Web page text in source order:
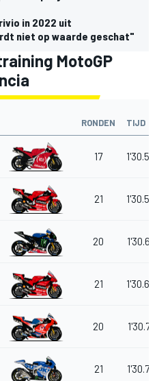
in 2022 uit
niet op waarde geschat"
MotoGP
RONDEN TIJD
17
21
20
21
20
21